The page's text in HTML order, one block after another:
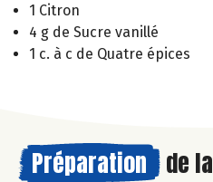
1 Citron
4 g de Sucre vanillé
1 c. à c de Quatre épices
Préparation de la